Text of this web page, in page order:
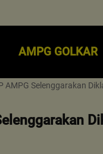
AMPG GOLKAR
AMPG Selenggarakan